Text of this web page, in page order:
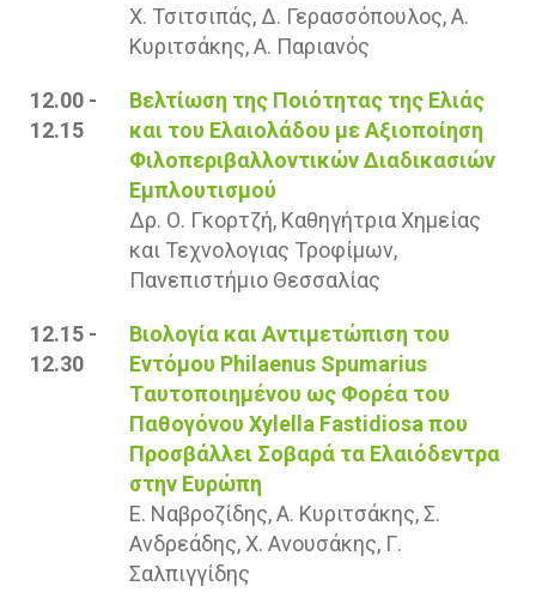
Χ. Τσιτσιπάς, Δ. Γερασσόπουλος, Α.
Κυριτσάκης, Α. Παριανός
12.00 -
12.15
Βελτίωση της Ποιότητας της Ελιάς
και του Ελαιολάδου με Αξιοποίηση
Φιλοπεριβαλλοντικών Διαδικασιών
Εμπλουτισμού
Δρ. Ο. Γκορτζή, Καθηγήτρια Χημείας
και Τεχνολογιας Τροφίμων,
Πανεπιστήμιο Θεσσαλίας
12.15 -
12.30
Βιολογία και Αντιμετώπιση του
Εντόμου Philaenus Spumarius
Tαυτοποιημένου ως Φορέα του
Παθογόνου Xylella Fastidiosa που
Προσβάλλει Σοβαρά τα Ελαιόδεντρα
στην Ευρώπη
Ε. Ναβροζίδης, Α. Κυριτσάκης, Σ.
Ανδρεάδης, Χ. Ανουσάκης, Γ.
Σαλπιγγίδης